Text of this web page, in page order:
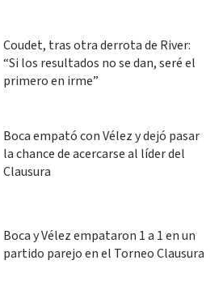
Coudet, tras otra derrota de River:
“Si los resultados no se dan, seré el
primero en irme”
Boca empató con Vélez y dejó pasar
la chance de acercarse al líder del
Clausura
Boca y Vélez empataron 1 a 1 en un
partido parejo en el Torneo Clausura